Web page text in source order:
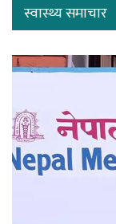
स्वास्थ्य समाचार